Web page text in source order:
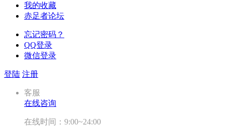
我的收藏
赤足者论坛
忘记密码？
QQ登录
微信登录
登陆 注册
客服
在线咨询
在线时间：9:00~24:00